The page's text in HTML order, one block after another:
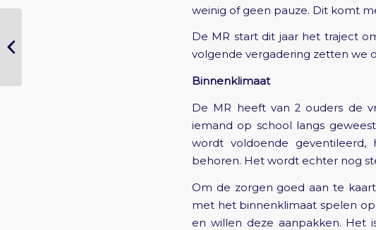
weinig of geen pauze. Dit komt
De MR start dit jaar het traject
volgende vergadering zetten we
Binnenklimaat
De MR heeft van 2 ouders de
iemand op school langs
wordt voldoende
behoren. Het wordt echter nog
Om de zorgen goed aan te
met het binnenklimaat spelen
en willen deze aanpakken. Het